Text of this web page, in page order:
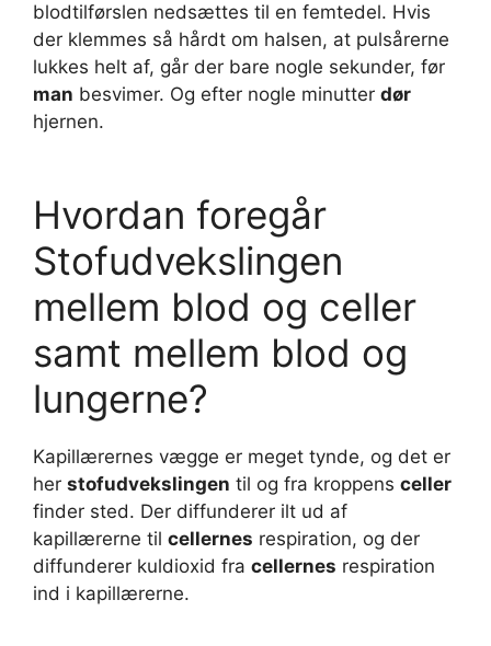
blodtilførslen nedsættes til en femtedel. Hvis
der klemmes så hårdt om halsen, at pulsårerne
lukkes helt af, går der bare nogle sekunder, før
man besvimer. Og efter nogle minutter dør
hjernen.
Hvordan foregår
Stofudvekslingen
mellem blod og celler
samt mellem blod og
lungerne?
Kapillærernes vægge er meget tynde, og det er
her stofudvekslingen til og fra kroppens celler
finder sted. Der diffunderer ilt ud af
kapillærerne til cellernes respiration, og der
diffunderer kuldioxid fra cellernes respiration
ind i kapillærerne.